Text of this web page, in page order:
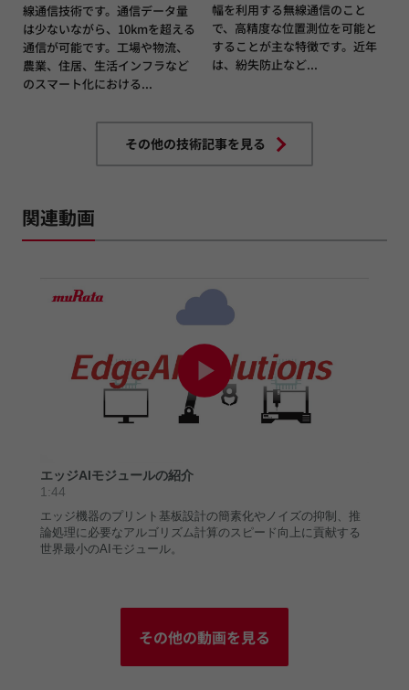
線通信技術です。通信データ量
は少ないながら、10kmを超える
通信が可能です。工場や物流、
農業、住居、生活インフラなど
のスマート化における...
幅を利用する無線通信のこと
で、高精度な位置測位を可能と
することが主な特徴です。近年
は、紛失防止など...
その他の技術記事を見る
関連動画
その他の動画を見る